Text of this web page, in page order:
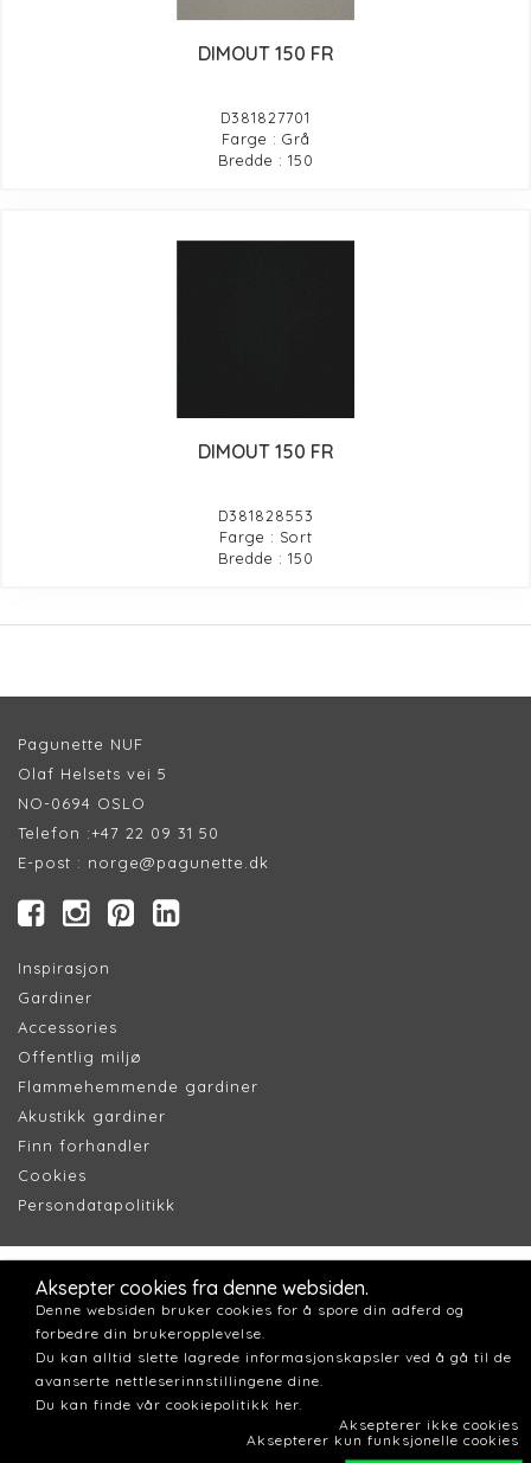
DIMOUT 150 FR
D381827701
Farge : Grå
Bredde : 150
DIMOUT 150 FR
D381828553
Farge : Sort
Bredde : 150
Pagunette NUF
Olaf Helsets vei 5
NO-0694 OSLO
Telefon :+47 22 09 31 50
E-post : norge@pagunette.dk
Inspirasjon
Gardiner
Accessories
Offentlig miljø
Flammehemmende gardiner
Akustikk gardiner
Finn forhandler
Cookies
Persondatapolitikk
Aksepter cookies fra denne websiden.
Denne websiden bruker cookies for å spore din adferd og
forbedre din brukeropplevelse.
Du kan alltid slette lagrede informasjonskapsler ved å gå til de
avanserte nettleserinnstillingene dine.
Du kan finde vår cookiepolitikk her.
Aksepterer ikke cookies
Aksepterer kun funksjonelle cookies